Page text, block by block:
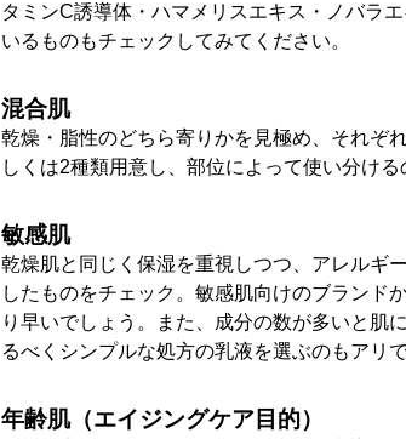
タミンC誘導体・ハマメリスエキス・ノバラ
いるものもチェックしてみてください。
混合肌
乾燥・脂性のどちら寄りかを見極め、それぞ
しくは2種類用意し、部位によって使い分ける
敏感肌
乾燥肌と同じく保湿を重視しつつ、アレルギ
したものをチェック。敏感肌向けのブランド
り早いでしょう。また、成分の数が多いと肌
るべくシンプルな処方の乳液を選ぶのもアリで
年齢肌（エイジングケア目的）